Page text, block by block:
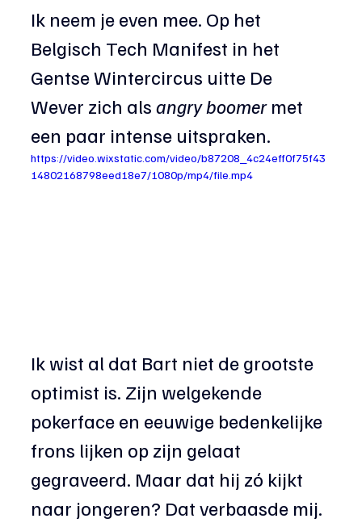
Ik neem je even mee. Op het
Belgisch Tech Manifest in het
Gentse Wintercircus uitte De
Wever zich als angry boomer met
een paar intense uitspraken.
https://video.wixstatic.com/video/b87208_4c24eff0f75f43
14802168798eed18e7/1080p/mp4/file.mp4
Ik wist al dat Bart niet de grootste
optimist is. Zijn welgekende
pokerface en eeuwige bedenkelijke
frons lijken op zijn gelaat
gegraveerd. Maar dat hij zó kijkt
naar jongeren? Dat verbaasde mij.